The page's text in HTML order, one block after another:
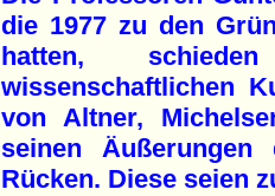
die 1977 zu den
hatten,
wissenschaftlichen
von Altner,
seinen
Rücken. Diese seien